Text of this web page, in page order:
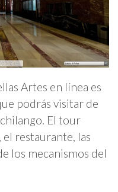
Artes en línea es
podrás visitar de
El tour
restaurante, las
los mecanismos del